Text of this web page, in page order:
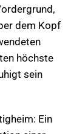
dem Kopf
höchste
sein
Ein